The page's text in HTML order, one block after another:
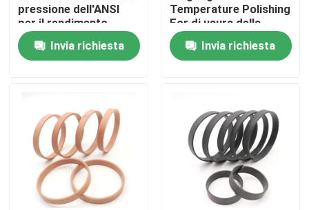
Prodotti
Circa noi
Giro della fabbrica
Controllo di qualità
pressione dell'ANSI
per il rendimento
elevato
Invia richiesta
Temperature Polishing
For di usura della
resina fenolica del
circuito idraulico
Invia richiesta